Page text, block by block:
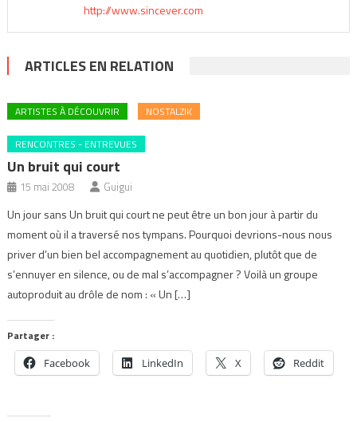
http://www.sincever.com
ARTICLES EN RELATION
ARTISTES À DÉCOUVRIR NOSTALZIK
RENCONTRES - ENTREVUES
Un bruit qui court
15 mai 2008 Guigui
Un jour sans Un bruit qui court ne peut être un bon jour à partir du
moment où il a traversé nos tympans. Pourquoi devrions-nous nous
priver d’un bien bel accompagnement au quotidien, plutôt que de
s’ennuyer en silence, ou de mal s’accompagner ? Voilà un groupe
autoproduit au drôle de nom : « Un […]
Partager :
Facebook LinkedIn X Reddit